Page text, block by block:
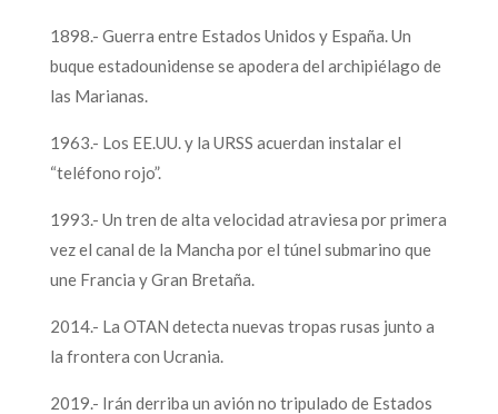
1898.- Guerra entre Estados Unidos y España. Un
buque estadounidense se apodera del archipiélago de
las Marianas.
1963.- Los EE.UU. y la URSS acuerdan instalar el
“teléfono rojo”.
1993.- Un tren de alta velocidad atraviesa por primera
vez el canal de la Mancha por el túnel submarino que
une Francia y Gran Bretaña.
2014.- La OTAN detecta nuevas tropas rusas junto a
la frontera con Ucrania.
2019.- Irán derriba un avión no tripulado de Estados